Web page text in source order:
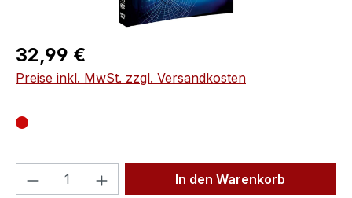
Regulärer Preis:
32,99 €
Preise inkl. MwSt. zzgl. Versandkosten
Produkt Anzahl: Gib denIn den Warenkorb